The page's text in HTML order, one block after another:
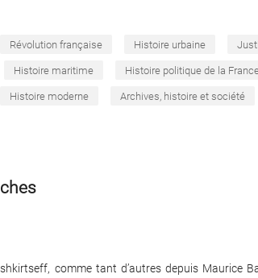
Révolution française Histoire urbaine
Histoire maritime Histoire politique de la
Histoire moderne Archives, histoire et société
comme tant d’autres depuis Maurice